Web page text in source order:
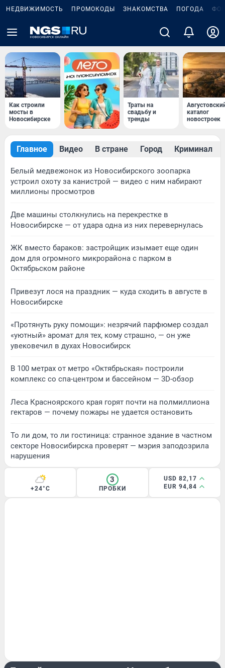
НЕДВИЖИМОСТЬ ПРОМОКОДЫ ЗНАКОМСТВА ПОГОДА
Как строили
мосты в
Новосибирске
Траты на
свадьбу и
тренды
каталог
новостроек
Главное Видео В стране Город Криминал
Белый медвежонок из Новосибирского зоопарка
устроил охоту за канистрой — видео с ним набирают
миллионы просмотров
Две машины столкнулись на перекрестке в
Новосибирске — от удара одна из них перевернулась
ЖК вместо бараков: застройщик изымает еще один
дом для огромного микрорайона с парком в
Октябрьском районе
Привезут лося на праздник — куда сходить в августе в
Новосибирске
«Протянуть руку помощи»: незрячий парфюмер создал
«уютный» аромат для тех, кому страшно, — он уже
увековечил в духах Новосибирск
В 100 метрах от метро «Октябрьская» построили
комплекс со спа-центром и бассейном — 3D-обзор
Леса Красноярского края горят почти на полмиллиона
гектаров — почему пожары не удается остановить
То ли дом, то ли гостиница: странное здание в частном
секторе Новосибирска проверят — мэрия заподозрила
нарушения
+24°C
3
ПРОБКИ
USD 82,17
EUR 94,84